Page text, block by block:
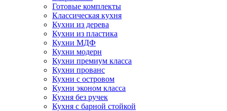
Готовые комплекты
Классическая кухня
Кухни из дерева
Кухни из пластика
Кухни МДФ
Кухни модерн
Кухни премиум класса
Кухни прованс
Кухни с островом
Кухни эконом класса
Кухня без ручек
Кухня с барной стойкой